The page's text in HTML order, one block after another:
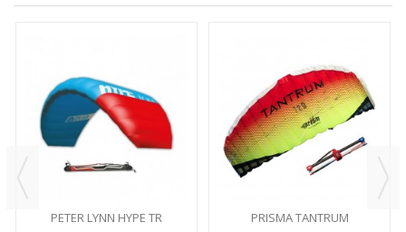
PETER LYNN HYPE TR PRISMA TANTRUM